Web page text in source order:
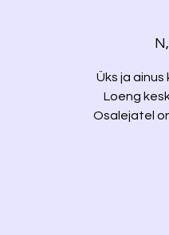
Üks ja ainus
Loeng
Osalejatel